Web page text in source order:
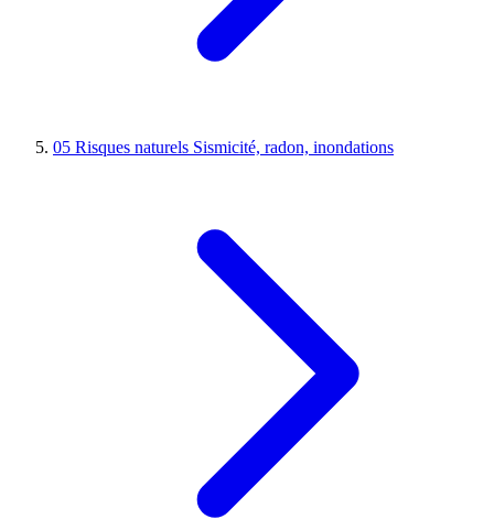
05 Risques naturels Sismicité, radon, inondations